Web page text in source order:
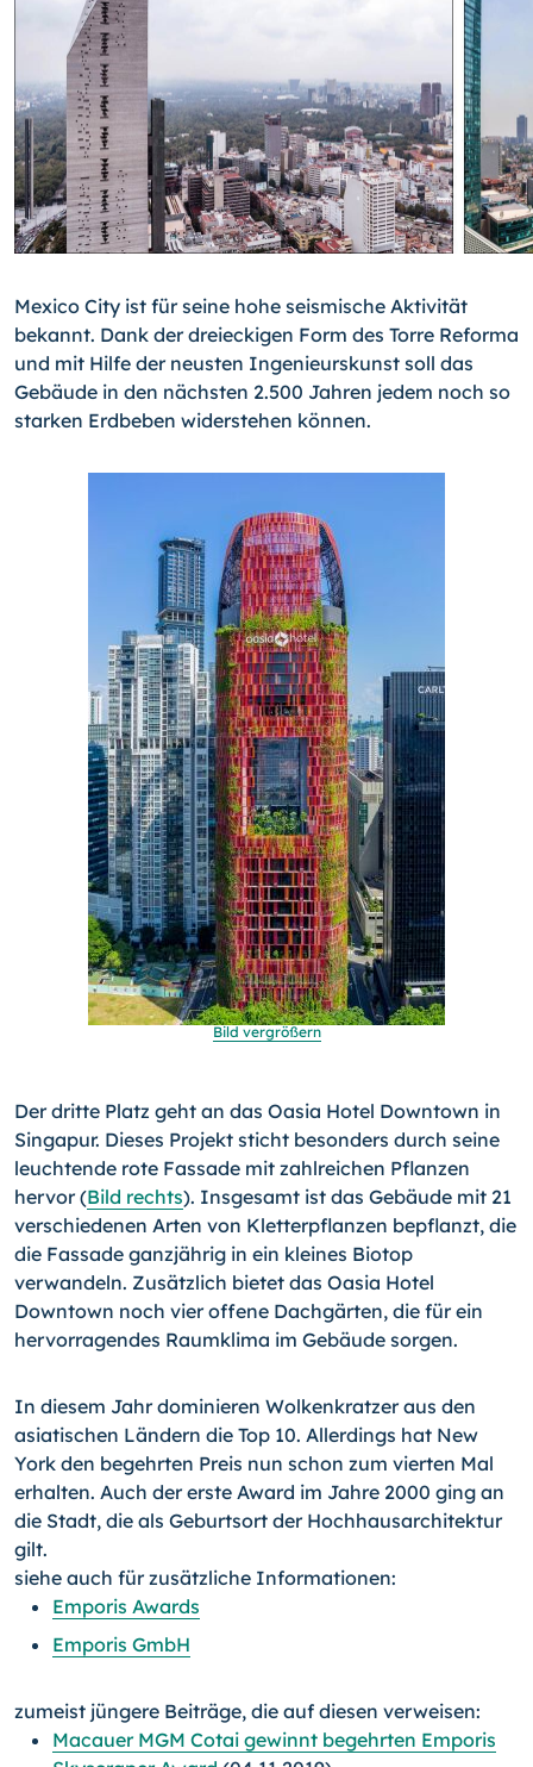
Mexico City ist für seine hohe seismische Aktivität
bekannt. Dank der dreieckigen Form des Torre Reforma
und mit Hilfe der neusten Ingenieurskunst soll das
Gebäude in den nächsten 2.500 Jahren jedem noch so
starken Erdbeben widerstehen können.
Bild vergrößern
Der dritte Platz geht an das Oasia Hotel Downtown in
Singapur. Dieses Projekt sticht besonders durch seine
leuchtende rote Fassade mit zahlreichen Pflanzen
hervor (Bild rechts). Insgesamt ist das Gebäude mit 21
verschiedenen Arten von Kletterpflanzen bepflanzt, die
die Fassade ganzjährig in ein kleines Biotop
verwandeln. Zusätzlich bietet das Oasia Hotel
Downtown noch vier offene Dachgärten, die für ein
hervorragendes Raumklima im Gebäude sorgen.
In diesem Jahr dominieren Wolkenkratzer aus den
asiatischen Ländern die Top 10. Allerdings hat New
York den begehrten Preis nun schon zum vierten Mal
erhalten. Auch der erste Award im Jahre 2000 ging an
die Stadt, die als Geburtsort der Hochhausarchitektur
gilt.
siehe auch für zusätzliche Informationen:
Emporis Awards
Emporis GmbH
zumeist jüngere Beiträge, die auf diesen verweisen:
Macauer MGM Cotai gewinnt begehrten Emporis